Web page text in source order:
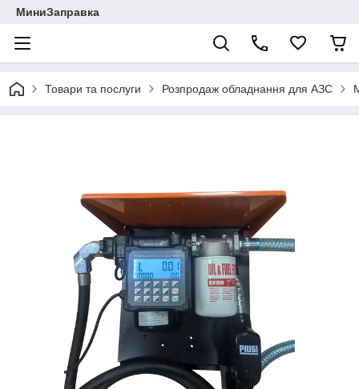
МиниЗаправка
Товари та послуги Розпродаж обладнання для АЗС